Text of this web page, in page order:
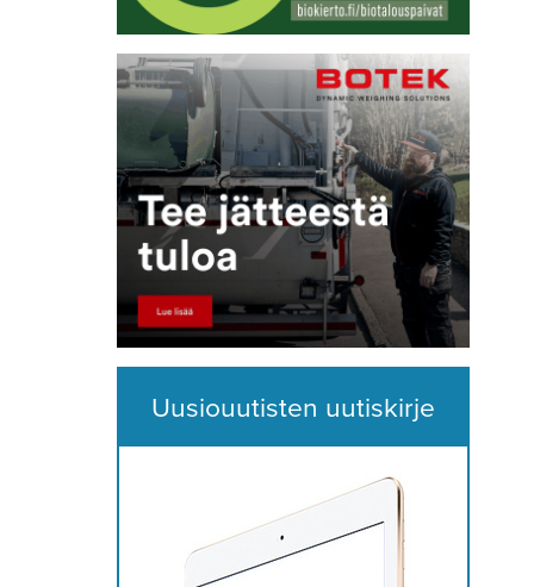
Uusiouutisten uutiskirje